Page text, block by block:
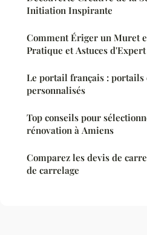
Initiation Inspirante
Comment Ériger un Muret
Pratique et Astuces d'Expert
Le portail français :
personnalisés
Top conseils pour
rénovation à Amiens
Comparez les devis de
de carrelage